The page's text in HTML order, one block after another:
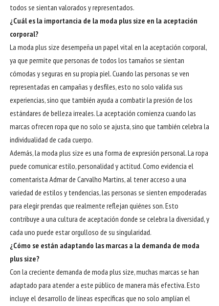
todos se sientan valorados y representados.
¿Cuál es la importancia de la moda plus size en la aceptación
corporal?
La moda plus size desempeña un papel vital en la aceptación corporal,
ya que permite que personas de todos los tamaños se sientan
cómodas y seguras en su propia piel. Cuando las personas se ven
representadas en campañas y desfiles, esto no solo valida sus
experiencias, sino que también ayuda a combatir la presión de los
estándares de belleza irreales. La aceptación comienza cuando las
marcas ofrecen ropa que no solo se ajusta, sino que también celebra la
individualidad de cada cuerpo.
Además, la moda plus size es una forma de expresión personal. La ropa
puede comunicar estilo, personalidad y actitud. Como evidencia el
comentarista Admar de Carvalho Martins, al tener acceso a una
variedad de estilos y tendencias, las personas se sienten empoderadas
para elegir prendas que realmente reflejan quiénes son. Esto
contribuye a una cultura de aceptación donde se celebra la diversidad, y
cada uno puede estar orgulloso de su singularidad.
¿Cómo se están adaptando las marcas a la demanda de moda
plus size?
Con la creciente demanda de moda plus size, muchas marcas se han
adaptado para atender a este público de manera más efectiva. Esto
incluye el desarrollo de líneas específicas que no solo amplían el